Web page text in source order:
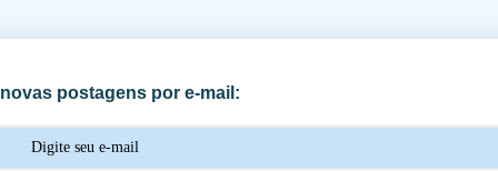
postagens por e-mail: